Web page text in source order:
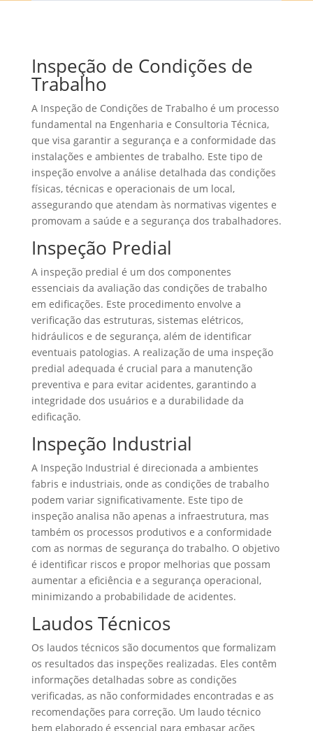
Inspeção de Condições de
Trabalho
A Inspeção de Condições de Trabalho é um processo
fundamental na Engenharia e Consultoria Técnica,
que visa garantir a segurança e a conformidade das
instalações e ambientes de trabalho. Este tipo de
inspeção envolve a análise detalhada das condições
físicas, técnicas e operacionais de um local,
assegurando que atendam às normativas vigentes e
promovam a saúde e a segurança dos trabalhadores.
Inspeção Predial
A inspeção predial é um dos componentes
essenciais da avaliação das condições de trabalho
em edificações. Este procedimento envolve a
verificação das estruturas, sistemas elétricos,
hidráulicos e de segurança, além de identificar
eventuais patologias. A realização de uma inspeção
predial adequada é crucial para a manutenção
preventiva e para evitar acidentes, garantindo a
integridade dos usuários e a durabilidade da
edificação.
Inspeção Industrial
A Inspeção Industrial é direcionada a ambientes
fabris e industriais, onde as condições de trabalho
podem variar significativamente. Este tipo de
inspeção analisa não apenas a infraestrutura, mas
também os processos produtivos e a conformidade
com as normas de segurança do trabalho. O objetivo
é identificar riscos e propor melhorias que possam
aumentar a eficiência e a segurança operacional,
minimizando a probabilidade de acidentes.
Laudos Técnicos
Os laudos técnicos são documentos que formalizam
os resultados das inspeções realizadas. Eles contêm
informações detalhadas sobre as condições
verificadas, as não conformidades encontradas e as
recomendações para correção. Um laudo técnico
bem elaborado é essencial para embasar ações